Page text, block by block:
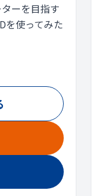
ーを目指す
を使ってみた